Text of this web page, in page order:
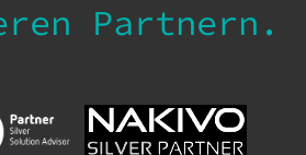
Partnern.